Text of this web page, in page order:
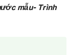
mẫu- Trình